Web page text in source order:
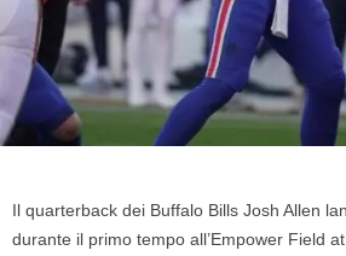
Il quarterback dei Buffalo Bills Josh Allen
durante il primo tempo all’Empower Field